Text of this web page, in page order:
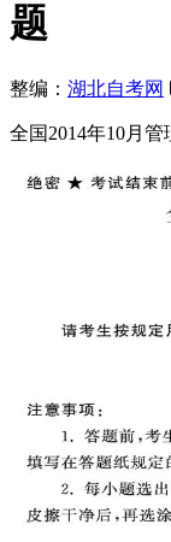
题
整编： 湖北自考网
全国2014年10月